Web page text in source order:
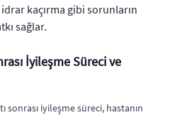
kaçırma gibi sorunların
sağlar.
İyileşme Süreci ve
sonrası iyileşme süreci, hastanın